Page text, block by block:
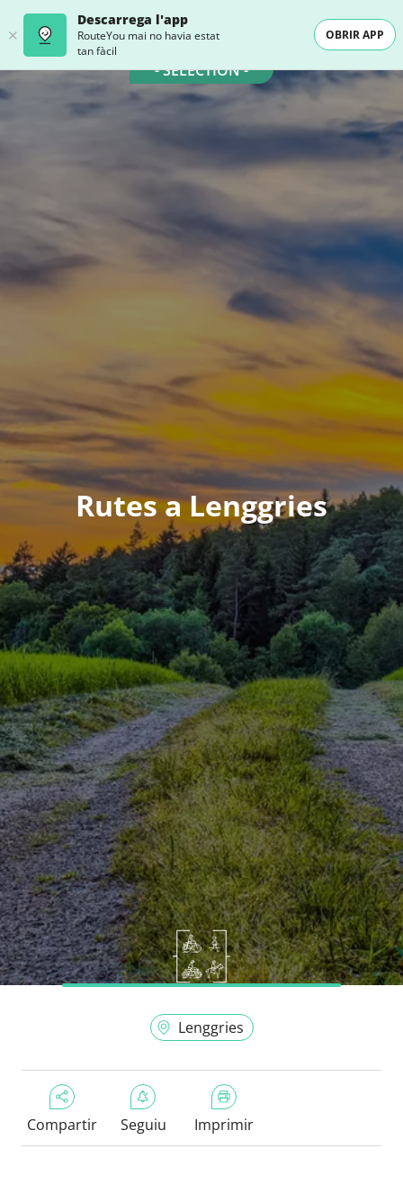
Descarrega l'app
RouteYou mai no havia estat
tan fàcil
OBRIR APP
- SELECTION -
Rutes a Lenggries
Lenggries
Compartir Seguiu Imprimir